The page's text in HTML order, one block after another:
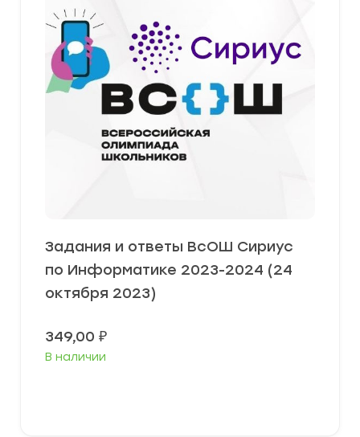
Задания и ответы ВсОШ Сириус
по Информатике 2023-2024 (24
октября 2023)
349,00 ₽
В наличии